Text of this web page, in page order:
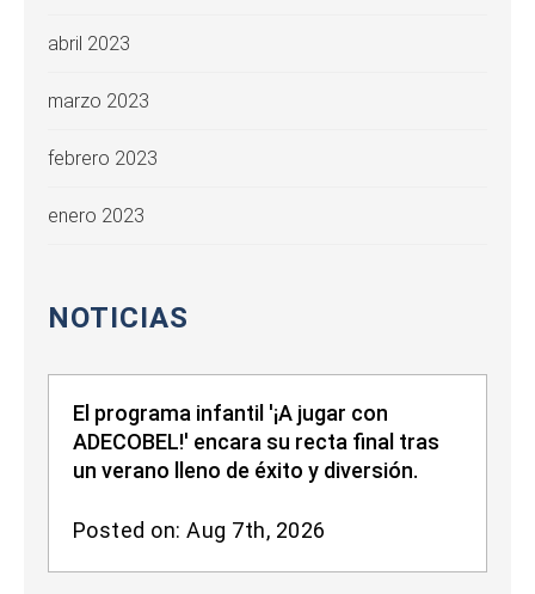
abril 2023
marzo 2023
febrero 2023
enero 2023
NOTICIAS
El programa infantil '¡A jugar con
ADECOBEL!' encara su recta final tras
un verano lleno de éxito y diversión.
Posted on: Aug 7th, 2026